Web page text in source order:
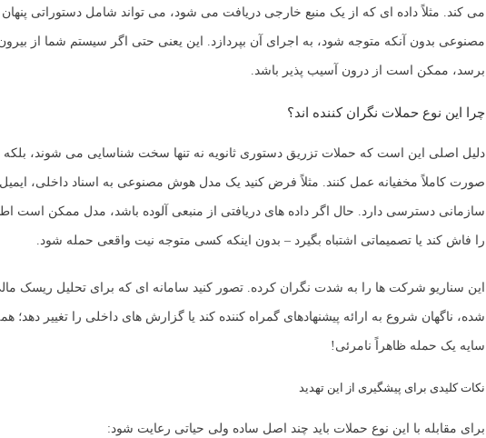
می کند. مثلاً داده ای که از یک منبع خارجی دریافت می شود، می تواند شامل دستوراتی
مصنوعی بدون آنکه متوجه شود، به اجرای آن بپردازد. این یعنی حتی اگر سیستم شما از
برسد، ممکن است از درون آسیب پذیر باشد.
چرا این نوع حملات نگران کننده اند؟
دلیل اصلی این است که حملات تزریق دستوری ثانویه نه تنها سخت شناسایی می شوند، بلکه
صورت کاملاً مخفیانه عمل کنند. مثلاً فرض کنید یک مدل هوش مصنوعی به اسناد داخلی، ایمیل
سازمانی دسترسی دارد. حال اگر داده های دریافتی از منبعی آلوده باشد، مدل ممکن است
را فاش کند یا تصمیماتی اشتباه بگیرد – بدون اینکه کسی متوجه نیت واقعی حمله شود.
این سناریو شرکت ها را به شدت نگران کرده. تصور کنید سامانه ای که برای تحلیل ریسک
شده، ناگهان شروع به ارائه پیشنهادهای گمراه کننده کند یا گزارش های داخلی را تغییر دهد؛
سایه یک حمله ظاهراً نامرئی!
نکات کلیدی برای پیشگیری از این تهدید
برای مقابله با این نوع حملات باید چند اصل ساده ولی حیاتی رعایت شود: